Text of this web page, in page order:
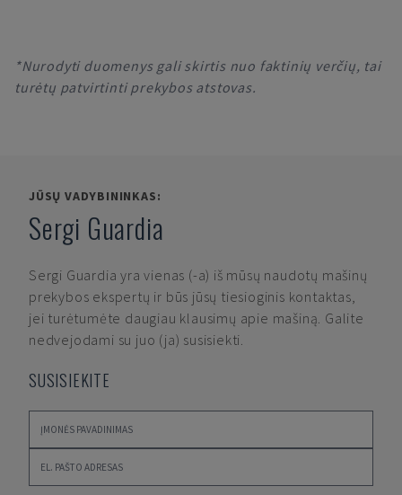
*Nurodyti duomenys gali skirtis nuo faktinių verčių, tai
turėtų patvirtinti prekybos atstovas.
JŪSŲ VADYBININKAS:
Sergi Guardia
Sergi Guardia yra vienas (-a) iš mūsų naudotų mašinų
prekybos ekspertų ir būs jūsų tiesioginis kontaktas,
jei turėtumėte daugiau klausimų apie mašiną. Galite
nedvejodami su juo (ja) susisiekti.
SUSISIEKITE